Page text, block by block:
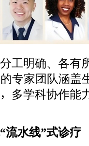
工明确、各有
专家团队涵盖
多学科协作能
流水线”式诊疗